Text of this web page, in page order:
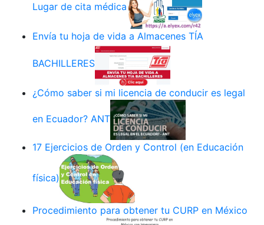
Lugar de cita médica
Envía tu hoja de vida a Almacenes TÍA
BACHILLERES
¿Cómo saber si mi licencia de conducir es legal
en Ecuador? ANT
17 Ejercicios de Orden y Control (en Educación
física)
Procedimiento para obtener tu CURP en México